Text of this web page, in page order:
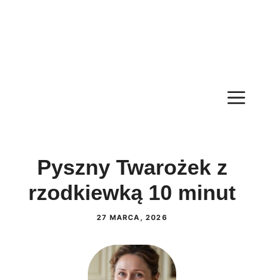
Pyszny Twarożek z
rzodkiewką 10 minut
27 MARCA, 2026